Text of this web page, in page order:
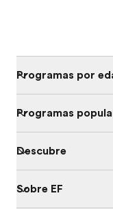
Programas por
Programas
Descubre
Sobre EF